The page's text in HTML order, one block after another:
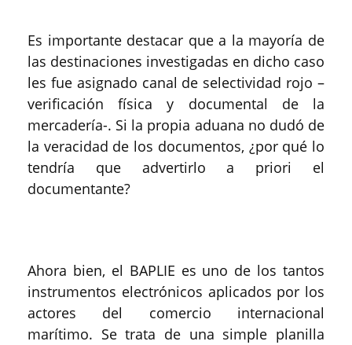
Es importante destacar que a la mayoría de
las destinaciones investigadas en dicho caso
les fue asignado canal de selectividad rojo –
verificación física y documental de la
mercadería-. Si la propia aduana no dudó de
la veracidad de los documentos, ¿por qué lo
tendría que advertirlo a priori el
documentante?
Ahora bien, el BAPLIE es uno de los tantos
instrumentos electrónicos aplicados por los
actores del comercio internacional
marítimo. Se trata de una simple planilla